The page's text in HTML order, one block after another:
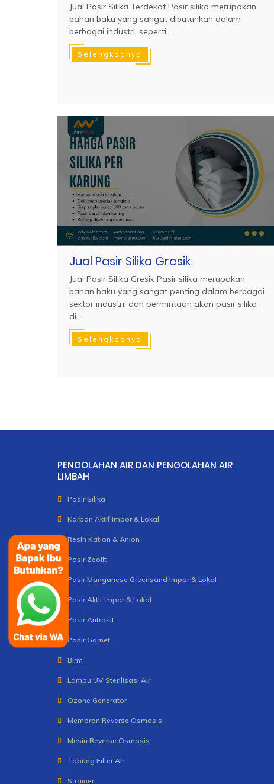
Jual Pasir Silika Terdekat Pasir silika merupakan
bahan baku yang sangat dibutuhkan dalam
berbagai industri, seperti...
Selengkapnya
Jual Pasir Silika Gresik
Jual Pasir Silika Gresik Pasir silika merupakan
bahan baku yang sangat penting dalam berbagai
sektor industri, dan permintaan akan pasir silika
di...
Selengkapnya
PENGOLAHAN AIR DAN PENGOLAHAN AIR
LIMBAH
Pasir Silika
Karbon Aktif Impor & Lokal
Resin Kation & Anion
Pasir Zeolit
Pasir Manganese Greensand Impor & Lokal
Pasir Aktif Impor & Lokal
Pasir Antrasit
Pasir Garnet
Birm
Lampu UV Sterilisasi Air
Ozone Generator
Membran Reverse Osmosis
Mesin Reverse Osmosis
Tabung Filter Air
Strainer